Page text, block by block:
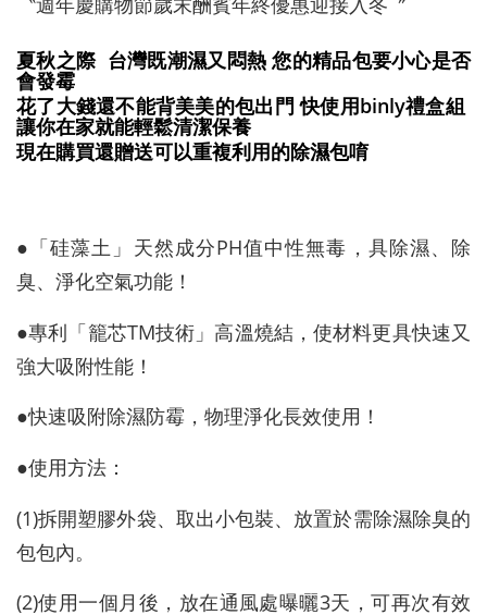
夏秋之際 台灣既潮濕又悶熱 您的精品包要小心是否
會發霉
花了大錢還不能背美美的包出門 快使用binly禮盒組
讓你在家就能輕鬆清潔保養
現在購買還贈送可以重複利用的除濕包唷
●「硅藻土」天然成分PH值中性無毒，具除濕、除
臭、淨化空氣功能！
●專利「籠芯TM技術」高溫燒結，使材料更具快速又
強大吸附性能！
●快速吸附除濕防霉，物理淨化長效使用！
●使用方法：
(1)拆開塑膠外袋、取出小包裝、放置於需除濕除臭的
包包內。
(2)使用一個月後，放在通風處曝曬3天，可再次有效